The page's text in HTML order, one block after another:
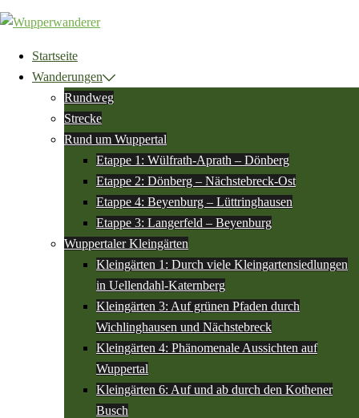
Zum
Inhalt
springenStartseite
Wanderungen
Rundweg
Strecke
Rund um Wuppertal
Etappe 1: Wülfrath-Aprath – Dönberg
Etappe 2: Dönberg – Nächstebreck-Ost
Etappe 4: Beyenburg – Lüttringhausen
Etappe 3: Langerfeld – Beyenburg
Wuppertaler Kleingärten
Kleingärten 1: Durch viele Kleingartensiedlungen
in Uellendahl-Katernberg
Kleingärten 3: Auf grünen Pfaden durch
Wichlinghausen und Nächstebreck
Kleingärten 4: Phänomenale Aussichten auf
Wuppertal
Kleingärten 6: Auf und ab durch den Kothener
Busch